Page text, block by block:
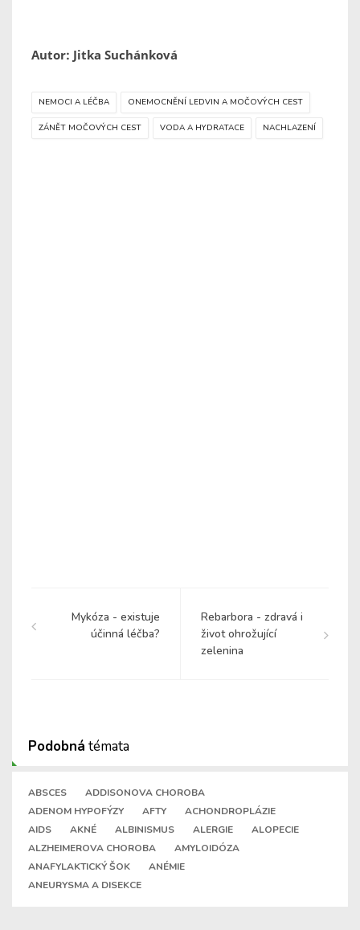
Autor: Jitka Suchánková
NEMOCI A LÉČBA ONEMOCNĚNÍ LEDVIN A MOČOVÝCH CEST
ZÁNĚT MOČOVÝCH CEST VODA A HYDRATACE NACHLAZENÍ
Mykóza - existuje
účinná léčba?
Rebarbora - zdravá i
život ohrožující
zelenina
Podobná témata
ABSCES
ADDISONOVA CHOROBA
ADENOM HYPOFÝZY
AFTY
ACHONDROPLÁZIE
AIDS
AKNÉ ALBINISMUS ALERGIE
ALOPECIE
ALZHEIMEROVA CHOROBA
AMYLOIDÓZA
ANAFYLAKTICKÝ ŠOK
ANÉMIE
ANEURYSMA A DISEKCE